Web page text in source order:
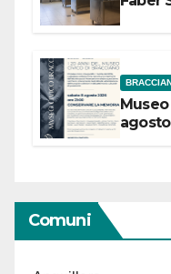
Museo
Comuni